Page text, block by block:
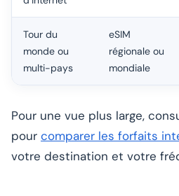
Tour du
monde ou
multi-pays
eSIM
régionale ou
mondiale
Pour une vue plus large,
pour comparer les forfaits
votre destination et votre